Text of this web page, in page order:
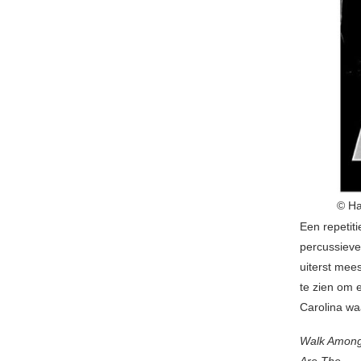
©
Een
uiterst
te zien om
Carolina
Walk